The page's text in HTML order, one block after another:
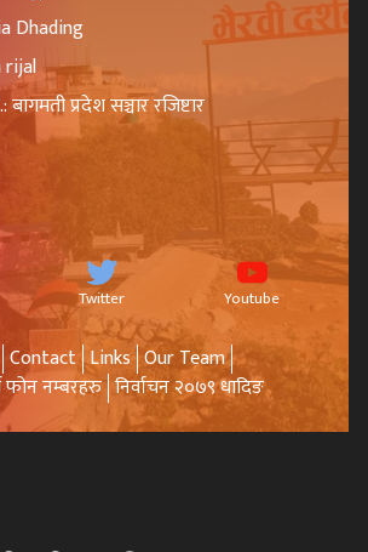
Dhading
rijal
प्रदेश सञ्चार रजिष्टार
Twitter Youtube
Contact Links Our Team
फोन नम्बरहरु निर्वाचन २०७९ धादिङ